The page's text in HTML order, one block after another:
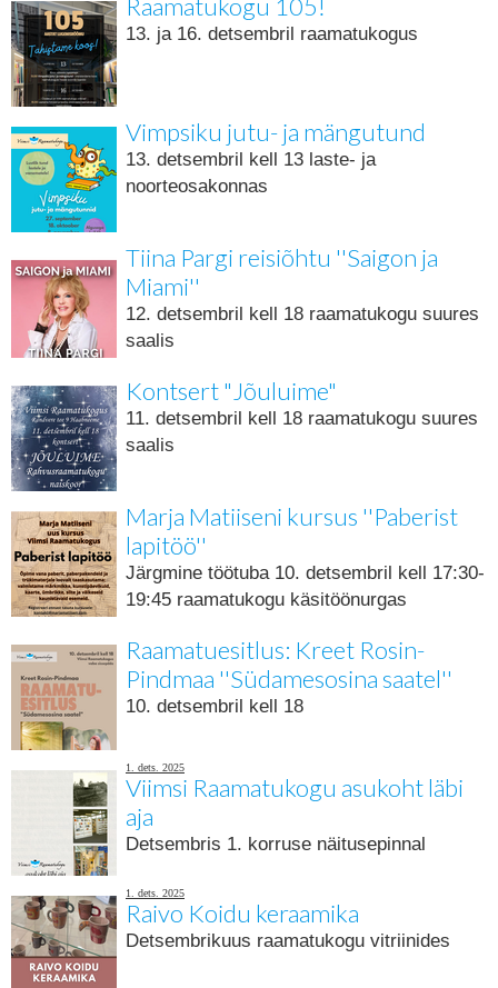
13. ja 16. detsembril raamatukogus
Vimpsiku jutu- ja mängutund
13. detsembril kell 13 laste- ja
noorteosakonnas
Tiina Pargi reisiõhtu ''Saigon ja
Miami''
12. detsembril kell 18 raamatukogu suures
saalis
Kontsert "Jõuluime"
11. detsembril kell 18 raamatukogu suures
saalis
Marja Matiiseni kursus ''Paberist
lapitöö''
Järgmine töötuba 10. detsembril kell 17:30-
19:45 raamatukogu käsitöönurgas
Raamatuesitlus: Kreet Rosin-
Pindmaa ''Südamesosina saatel''
10. detsembril kell 18
1. dets. 2025
Viimsi Raamatukogu asukoht läbi
aja
Detsembris 1. korruse näitusepinnal
1. dets. 2025
Raivo Koidu keraamika
Detsembrikuus raamatukogu vitriinides